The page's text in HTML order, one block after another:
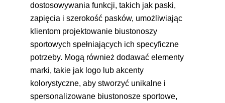
dostosowywania funkcji, takich jak paski,
zapięcia i szerokość pasków, umożliwiając
klientom projektowanie biustonoszy
sportowych spełniających ich specyficzne
potrzeby. Mogą również dodawać elementy
marki, takie jak logo lub akcenty
kolorystyczne, aby stworzyć unikalne i
spersonalizowane biustonosze sportowe,